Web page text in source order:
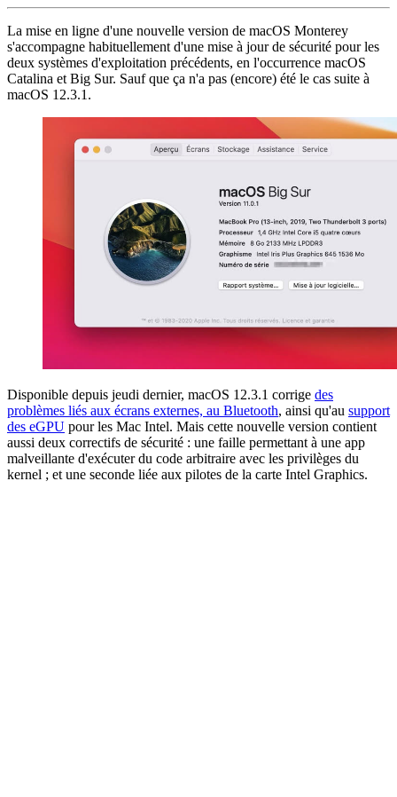
La mise en ligne d'une nouvelle version de macOS Monterey
s'accompagne habituellement d'une mise à jour de sécurité pour les
deux systèmes d'exploitation précédents, en l'occurrence macOS
Catalina et Big Sur. Sauf que ça n'a pas (encore) été le cas suite à
macOS 12.3.1.
Disponible depuis jeudi dernier, macOS 12.3.1 corrige des
problèmes liés aux écrans externes, au Bluetooth, ainsi qu'au support
des eGPU pour les Mac Intel. Mais cette nouvelle version contient
aussi deux correctifs de sécurité : une faille permettant à une app
malveillante d'exécuter du code arbitraire avec les privilèges du
kernel ; et une seconde liée aux pilotes de la carte Intel Graphics.